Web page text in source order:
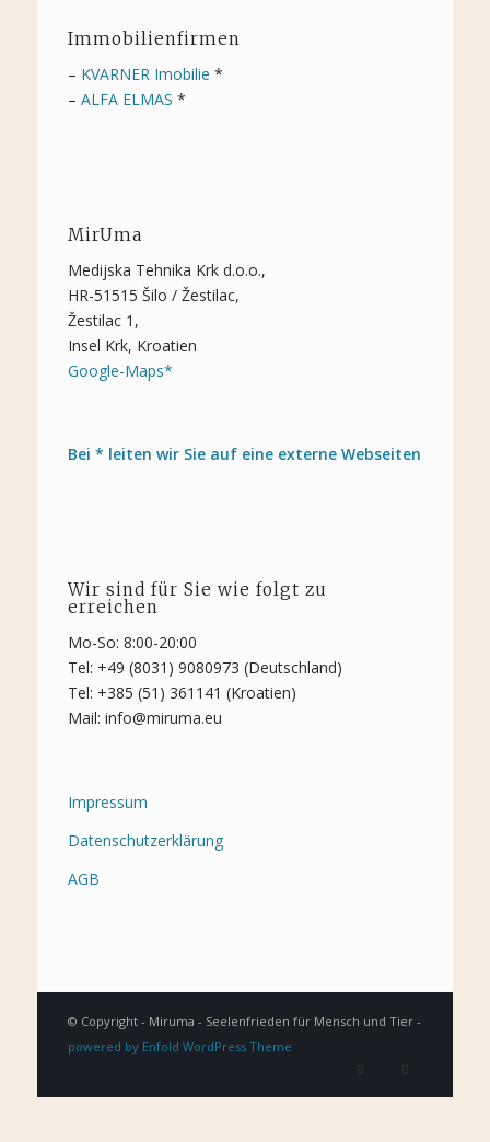
Immobilienfirmen
– KVARNER Imobilie *
–ALFA ELMAS *
MirUma
Medijska Tehnika Krk d.o.o.,
HR-51515 Šilo / Žestilac,
Žestilac 1,
Insel Krk, Kroatien
Google-Maps*
Bei * leiten wir Sie auf eine externe Webseiten
Wir sind für Sie wie folgt zu
erreichen
Mo-So: 8:00-20:00
Tel: +49 (8031) 9080973 (Deutschland)
Tel: +385 (51) 361141 (Kroatien)
Mail: info@miruma.eu
Impressum
Datenschutzerklärung
AGB
© Copyright - Miruma - Seelenfrieden für Mensch und Tier -
powered by Enfold WordPress Theme